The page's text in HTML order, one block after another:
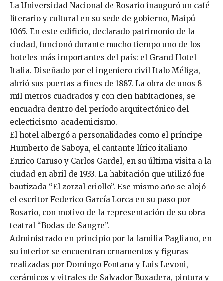
La Universidad Nacional de Rosario inauguró un café
literario y cultural en su sede de gobierno, Maipú
1065. En este edificio, declarado patrimonio de la
ciudad, funcionó durante mucho tiempo uno de los
hoteles más importantes del país: el Grand Hotel
Italia. Diseñado por el ingeniero civil Italo Méliga,
abrió sus puertas a fines de 1887. La obra de unos 8
mil metros cuadrados y con cien habitaciones, se
encuadra dentro del período arquitectónico del
eclecticismo-academicismo.
El hotel albergó a personalidades como el príncipe
Humberto de Saboya, el cantante lírico italiano
Enrico Caruso y Carlos Gardel, en su última visita a la
ciudad en abril de 1933. La habitación que utilizó fue
bautizada “El zorzal criollo”. Ese mismo año se alojó
el escritor Federico García Lorca en su paso por
Rosario, con motivo de la representación de su obra
teatral “Bodas de Sangre”.
Administrado en principio por la familia Pagliano, en
su interior se encuentran ornamentos y figuras
realizadas por Domingo Fontana y Luis Levoni,
cerámicos y vitrales de Salvador Buxadera, pintura y